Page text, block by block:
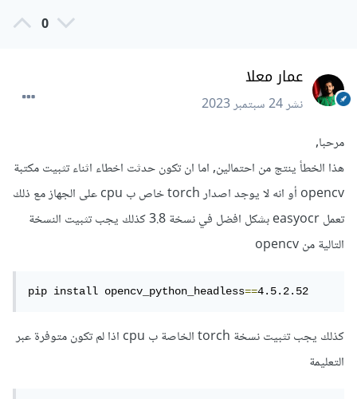
0
عمار معلا
نشر24 سبتمبر 2023
مرحبا,
هذا الخطأ ينتج من احتمالين, اما ان تكون حدثت اخطاء اثناء تثبيت مكتبة
opencv أو انه لا يوجد اصدار torch خاص ب cpu على الجهاز مع ذلك
تعمل easyocr بشكل افضل في نسخة 3.8 كذلك يجب تثبيت النسخة
التالية من opencv
pip install opencv_python_headless==4.5.2.52
كذلك يجب تثبيت نسخة torch الخاصة ب cpu اذا لم تكون متوفرة عبر
التعليمة